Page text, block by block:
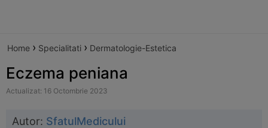
Home › Specialitati › Dermatologie-Estetica
Eczema peniana
Actualizat: 16 Octombrie 2023
Autor: SfatulMedicului